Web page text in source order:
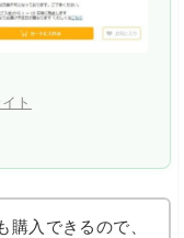
ト
入できるので、